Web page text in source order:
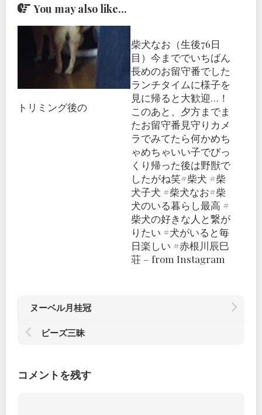
You may also like...
トリミング後の
柴犬なお（生後76日
目）今まででいちばん
長めのお留守番でした
ランチタイムに様子を
見に帰ると大歓迎…！
このあと、夕方までま
たお留守番見守りカメ
ラでみてたら何かめち
ゃめちゃいい子でびっ
くり帰った後は野獣で
したがね笑#柴犬 #柴
犬子犬 #柴犬なお#柴
犬のいる暮らし最高 #
柴犬の好きな人と繋が
りたい #犬がいると毎
日楽しい #赤根川辰巳
荘 – from Instagram
ヌーベル月桂冠
ビーズ三昧
コメントを残す